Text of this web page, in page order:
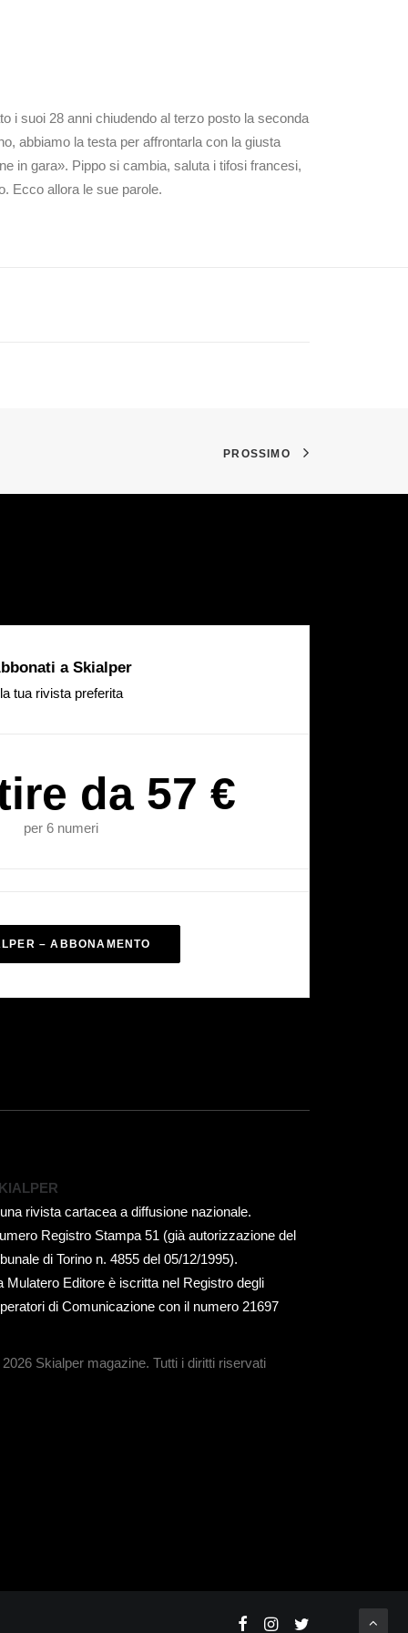
i suoi 28 anni chiudendo al terzo posto la seconda
abbiamo la testa per affrontarla con la giusta
in gara». Pippo si cambia, saluta i tifosi francesi,
Ecco allora le sue parole.
PROSSIMO
a Skialper
la tua rivista preferita
da 57 €
per 6 numeri
– ABBONAMENTO
rivista cartacea a diffusione nazionale.
Registro Stampa 51 (già autorizzazione del
di Torino n. 4855 del 05/12/1995).
Mulatero Editore è iscritta nel Registro degli
di Comunicazione con il numero 21697
Skialper magazine. Tutti i diritti riservati